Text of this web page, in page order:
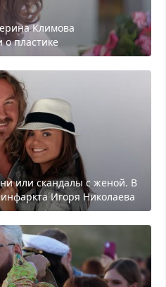
Климова
о пластике
или скандалы с женой. В
Игоря Николаева